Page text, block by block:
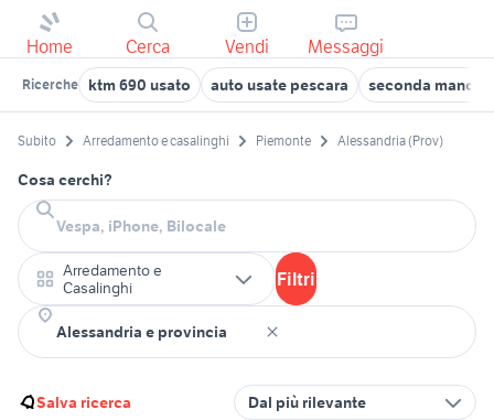
Home Cerca Vendi Messaggi
Ricerche ktm 690 usato auto usate pescara seconda mano a
Subito Arredamento e casalinghi Piemonte Alessandria (Prov)
Cosa cerchi?
Arredamento e
Casalinghi
Filtri
Salva ricerca Dal più rilevante